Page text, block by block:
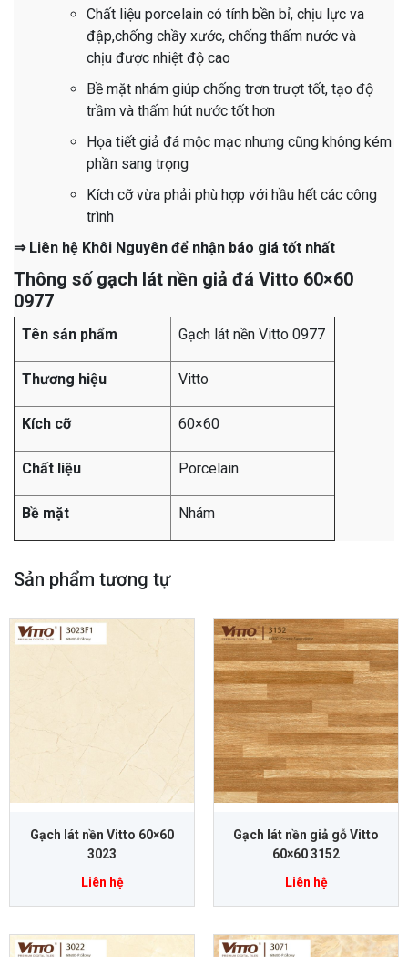
Chất liệu porcelain có tính bền bỉ, chịu lực va
đập,chống chầy xước, chống thấm nước và
chịu được nhiệt độ cao
Bề mặt nhám giúp chống trơn trượt tốt, tạo độ
trầm và thấm hút nước tốt hơn
Họa tiết giả đá mộc mạc nhưng cũng không kém
phần sang trọng
Kích cỡ vừa phải phù hợp với hầu hết các công
trình
⇒ Liên hệ Khôi Nguyên để nhận báo giá tốt nhất
Thông số gạch lát nền giả đá Vitto 60×60
0977
Tên sản phẩm Gạch lát nền Vitto 0977
Thương hiệu Vitto
Kích cỡ 60×60
Chất liệu Porcelain
Bề mặt Nhám
Sản phẩm tương tự
Gạch lát nền Vitto 60×60
3023
Liên hệ
Gạch lát nền giả gỗ Vitto
60×60 3152
Liên hệ